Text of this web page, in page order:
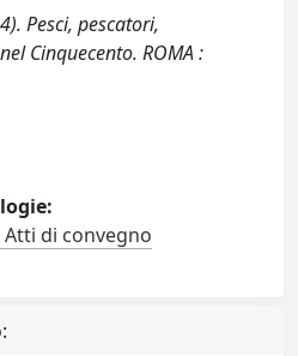
Pesci, pescatori,
Cinquecento. ROMA :
di convegno